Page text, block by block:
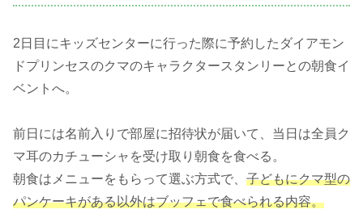
2日目にキッズセンターに行った際に予約したダイアモン
ドプリンセスのクマのキャラクタースタンリーとの朝食イ
ベントへ。
前日には名前入りで部屋に招待状が届いて、当日は全員ク
マ耳のカチューシャを受け取り朝食を食べる。
朝食はメニューをもらって選ぶ方式で、 子どもにクマ型の
パンケーキがある以外はブッフェで食べられる内容。